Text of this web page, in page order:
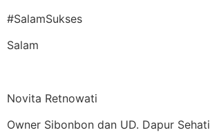
#SalamSukses
Salam
Novita Retnowati
Owner Sibonbon dan UD. Dapur Sehati